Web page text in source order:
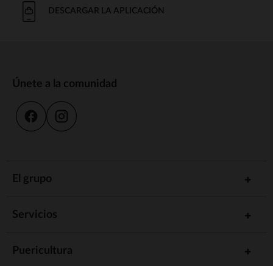
DESCARGAR LA APLICACIÓN
Únete a la comunidad
El grupo
Servicios
Puericultura